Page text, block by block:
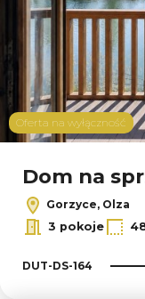
Oferta na wyłączność
Dom na
Gorzyce, Olza
3 pokoje
DUT-DS-164